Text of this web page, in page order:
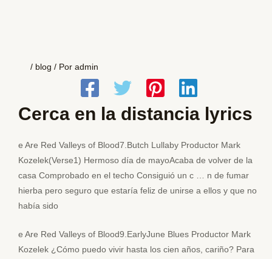
/ blog / Por admin
Cerca en la distancia lyrics
e Are Red Valleys of Blood7.Butch Lullaby Productor Mark
Kozelek(Verse1) Hermoso día de mayoAcaba de volver de la
casa Comprobado en el techo Consiguió un c … n de fumar
hierba pero seguro que estaría feliz de unirse a ellos y que no
había sido
e Are Red Valleys of Blood9.EarlyJune Blues Productor Mark
Kozelek ¿Cómo puedo vivir hasta los cien años, cariño? Para